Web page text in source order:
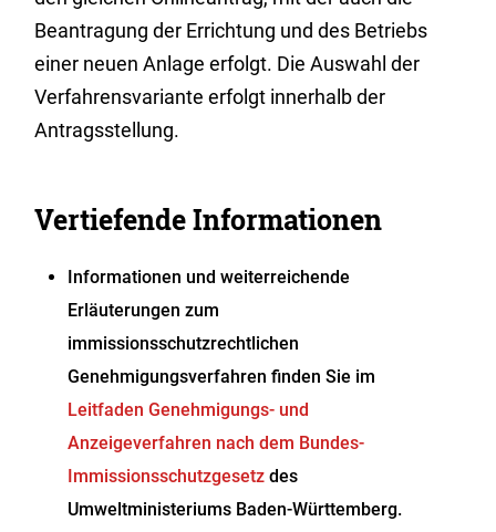
Beantragung der Errichtung und des Betriebs
einer neuen Anlage erfolgt. Die Auswahl der
Verfahrensvariante erfolgt innerhalb der
Antragsstellung.
Vertiefende Informationen
Informationen und weiterreichende
Erläuterungen zum
immissionsschutzrechtlichen
Genehmigungsverfahren finden Sie im
Leitfaden Genehmigungs- und
Anzeigeverfahren nach dem Bundes-
Immissionsschutzgesetzdes
Umweltministeriums Baden-Württemberg.